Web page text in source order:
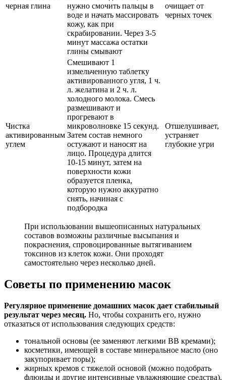
черная глина
нужно смочить пальцы в
воде и начать массировать
кожу, как при
скрабировании. Через 3-5
минут массажа остатки
глины смывают
очищает от
черных точек
Чистка
активированным
углем
Смешивают 1
измельченную таблетку
активированного угля, 1 ч.
л. желатина и 2 ч. л.
холодного молока. Смесь
размешивают и
прогревают в
микроволновке 15 секунд.
Затем состав немного
остужают и наносят на
лицо. Процедура длится
10-15 минут, затем на
поверхности кожи
образуется пленка,
которую нужно аккуратно
снять, начиная с
подбородка
Отшелушивает,
устраняет
глубокие угри
При использовании вышеописанных натуральных
составов возможны различные высыпания и
покраснения, спровоцированные вытягиванием
токсинов из клеток кожи. Они проходят
самостоятельно через несколько дней.
Советы по применению масок
Регулярное применение домашних масок дает стабильный
результат через месяц. Но, чтобы сохранить его, нужно
отказаться от использования следующих средств:
тональной основы (ее заменяют легкими BB кремами);
косметики, имеющей в составе минеральное масло (оно
закупоривает поры);
жирных кремов с тяжелой основой (можно подобрать
флюиды и другие интенсивные увлажняющие средства).